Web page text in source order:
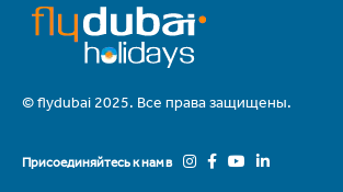
© flydubai 2025. Все права защищены.
Присоединяйтесь к нам в